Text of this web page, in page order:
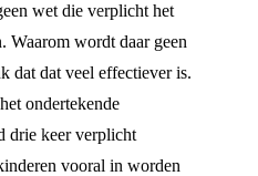
wet die verplicht het
Waarom wordt daar geen
dat dat veel effectiever is.
ondertekende
drie keer verplicht
vooral in worden